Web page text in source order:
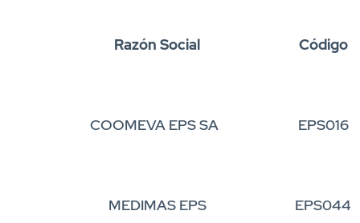
Razón Social Código
COOMEVA EPS SA EPS016
MEDIMAS EPS EPS044